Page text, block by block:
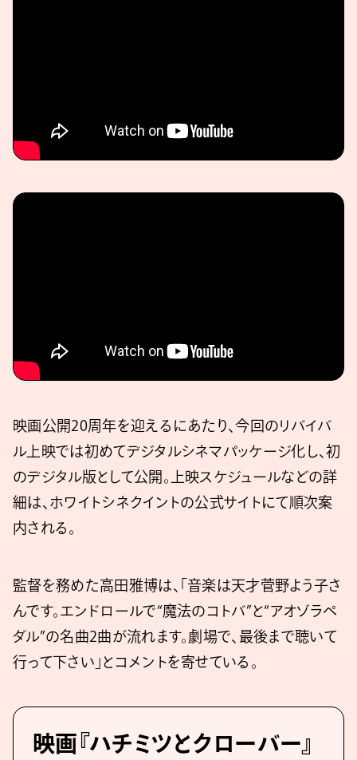
映画公開20周年を迎えるにあたり、今回のリバイバ
ル上映では初めてデジタルシネマパッケージ化し、初
のデジタル版として公開。上映スケジュールなどの詳
細は、ホワイトシネクイントの公式サイトにて順次案
内される。
監督を務めた高田雅博は、「音楽は天才菅野よう子さ
んです。エンドロールで“魔法のコトバ”と“アオゾラペ
ダル”の名曲2曲が流れます。劇場で、最後まで聴いて
行って下さい」とコメントを寄せている。
映画『ハチミツとクローバー』